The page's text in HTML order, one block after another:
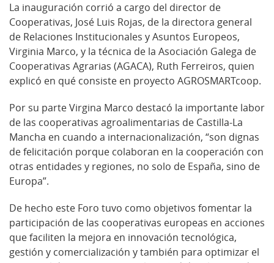
La inauguración corrió a cargo del director de
Cooperativas, José Luis Rojas, de la directora general
de Relaciones Institucionales y Asuntos Europeos,
Virginia Marco, y la técnica de la Asociación Galega de
Cooperativas Agrarias (AGACA), Ruth Ferreiros, quien
explicó en qué consiste en proyecto AGROSMARTcoop.
Por su parte Virgina Marco destacó la importante labor
de las cooperativas agroalimentarias de Castilla-La
Mancha en cuando a internacionalización, “son dignas
de felicitación porque colaboran en la cooperación con
otras entidades y regiones, no solo de España, sino de
Europa”.
De hecho este Foro tuvo como objetivos fomentar la
participación de las cooperativas europeas en acciones
que faciliten la mejora en innovación tecnológica,
gestión y comercialización y también para optimizar el